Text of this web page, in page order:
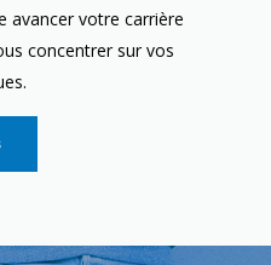
avancer votre carrière
concentrer sur vos